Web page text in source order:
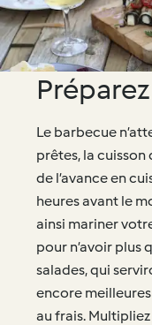
Le barbecue
prêtes, la
de l’avance en
heures avant le
ainsi mariner
pour n’avoir plus
salades, qui
encore
au frais.